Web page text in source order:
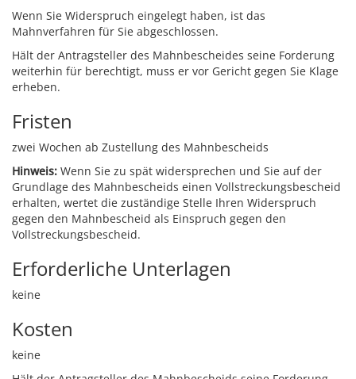
Wenn Sie Widerspruch eingelegt haben, ist das
Mahnverfahren für Sie abgeschlossen.
Hält der Antragsteller des Mahnbescheides seine Forderung
weiterhin für berechtigt, muss er vor Gericht gegen Sie Klage
erheben.
Fristen
zwei Wochen ab Zustellung des Mahnbescheids
Hinweis: Wenn Sie zu spät widersprechen und Sie auf der
Grundlage des Mahnbescheids einen Vollstreckungsbescheid
erhalten, wertet die zuständige Stelle Ihren Widerspruch
gegen den Mahnbescheid als Einspruch gegen den
Vollstreckungsbescheid.
Erforderliche Unterlagen
keine
Kosten
keine